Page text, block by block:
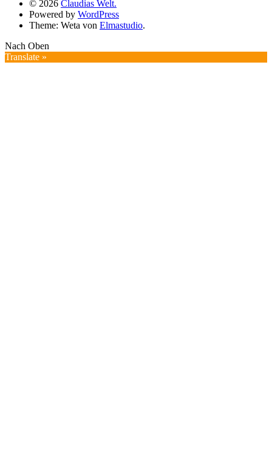
© 2026 Claudias Welt.
Powered by WordPress
Theme: Weta von Elmastudio.
Nach Oben
Translate »